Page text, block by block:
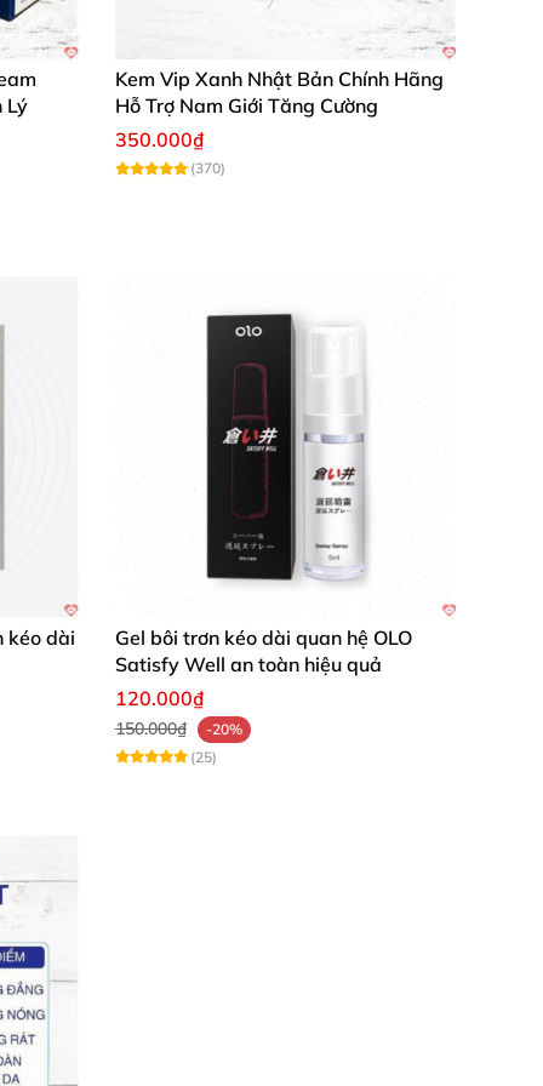
đều lên viền khấc dương vật. Sau 15 phút
phẩm tự nhiên nên bạn hoàn toàn yên
cũng khen là cuộc yêu viên mãn hơn
được nâng lên rất nhiều. Sản phẩm giúp
không gây kích ứng. Tôi sẽ tiếp tục ủng
Lý
Kem Vip Xanh Nhật Bản Chính Hãng
Hỗ Trợ Nam Giới Tăng Cường
350.000₫
(370)
kéo dài
Gel bôi trơn kéo dài quan hệ OLO
Satisfy Well an toàn hiệu quả
120.000₫
150.000₫
-20%
(25)